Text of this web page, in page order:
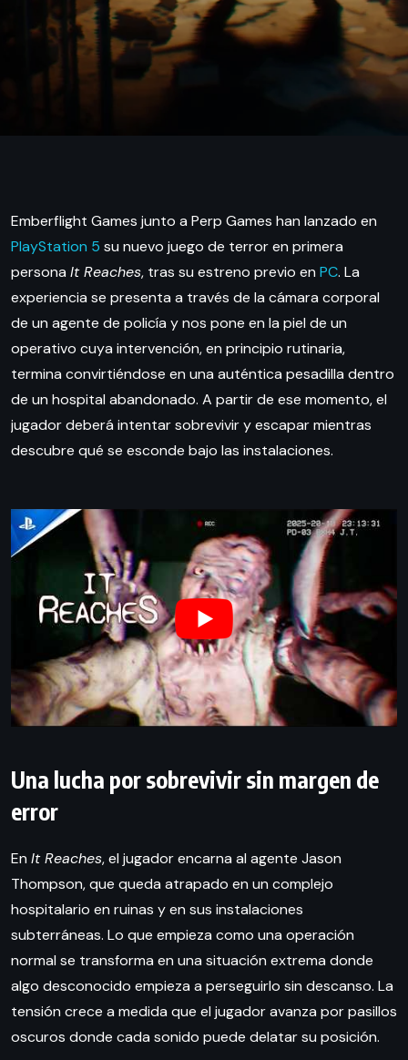
Emberflight Games junto a Perp Games han lanzado en
PlayStation 5 su nuevo juego de terror en primera
persona It Reaches, tras su estreno previo en PC. La
experiencia se presenta a través de la cámara corporal
de un agente de policía y nos pone en la piel de un
operativo cuya intervención, en principio rutinaria,
termina convirtiéndose en una auténtica pesadilla dentro
de un hospital abandonado. A partir de ese momento, el
jugador deberá intentar sobrevivir y escapar mientras
descubre qué se esconde bajo las instalaciones.
Una lucha por sobrevivir sin margen de
error
En It Reaches, el jugador encarna al agente Jason
Thompson, que queda atrapado en un complejo
hospitalario en ruinas y en sus instalaciones
subterráneas. Lo que empieza como una operación
normal se transforma en una situación extrema donde
algo desconocido empieza a perseguirlo sin descanso. La
tensión crece a medida que el jugador avanza por pasillos
oscuros donde cada sonido puede delatar su posición.